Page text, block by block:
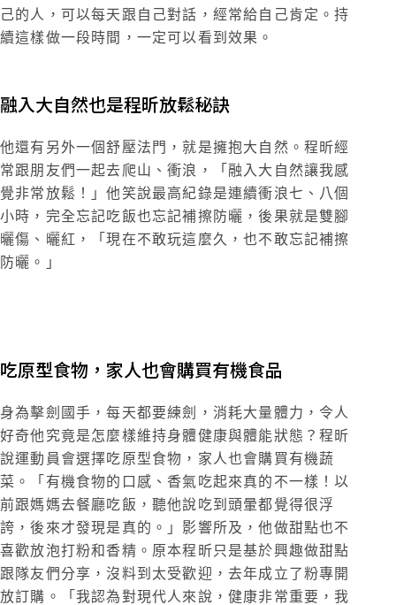
己的人，可以每天跟自己對話，經常給自己肯定。持
續這樣做一段時間，一定可以看到效果。
融入大自然也是程昕放鬆秘訣
他還有另外一個舒壓法門，就是擁抱大自然。程昕經
常跟朋友們一起去爬山、衝浪，「融入大自然讓我感
覺非常放鬆！」他笑說最高紀錄是連續衝浪七、八個
小時，完全忘記吃飯也忘記補擦防曬，後果就是雙腳
曬傷、曬紅，「現在不敢玩這麼久，也不敢忘記補擦
防曬。」
吃原型食物，家人也會購買有機食品
身為擊劍國手，每天都要練劍，消耗大量體力，令人
好奇他究竟是怎麼樣維持身體健康與體能狀態？程昕
說運動員會選擇吃原型食物，家人也會購買有機蔬
菜。「有機食物的口感、香氣吃起來真的不一樣！以
前跟媽媽去餐廳吃飯，聽他說吃到頭暈都覺得很浮
誇，後來才發現是真的。」影響所及，他做甜點也不
喜歡放泡打粉和香精。原本程昕只是基於興趣做甜點
跟隊友們分享，沒料到太受歡迎，去年成立了粉專開
放訂購。「我認為對現代人來說，健康非常重要，我